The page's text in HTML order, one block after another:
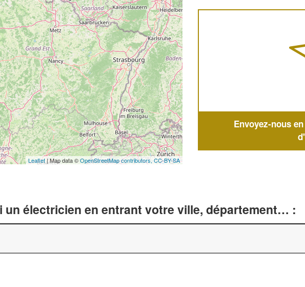
Leaflet| Map data ©OpenStreetMap contributors, CC-BY-SA
Envoyez-nous
un électricien en entrant votre ville, département… :